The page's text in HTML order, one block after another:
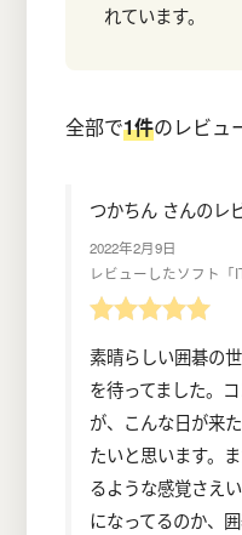
れています。
全部で1件のレビュ
つかちん さんのレ
2022年2月9日
レビューしたソフト「
素晴らしい囲碁の
を待ってました。
が、こんな日が来
たいと思います。
るような感覚さえ
になってるのか、